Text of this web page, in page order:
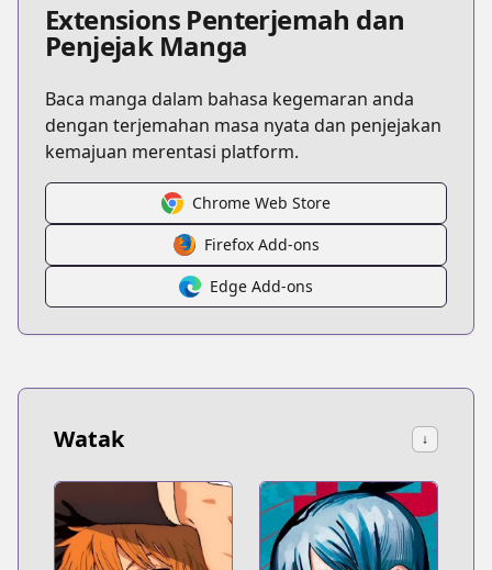
Extensions Penterjemah dan
Penjejak Manga
Baca manga dalam bahasa kegemaran anda
dengan terjemahan masa nyata dan penjejakan
kemajuan merentasi platform.
Chrome Web Store
Firefox Add-ons
Edge Add-ons
Watak ↓